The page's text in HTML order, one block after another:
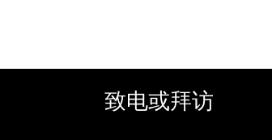
致电或拜访